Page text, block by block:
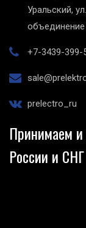
Уральский,
+7-3439-399-
prelectro_ru
Принимаем
России и СНГ